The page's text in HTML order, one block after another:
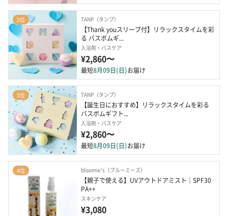
2位 TANP（タンプ）
【Thank youスリーブ付】リラックスタイムを彩
る バスボムギ...
入浴剤・バスケア
¥2,860〜
最短8月09日(日)お届け
3位 TANP（タンプ）
【誕生日におすすめ】リラックスタイムを彩る
バスボムギフト...
入浴剤・バスケア
¥2,860〜
最短8月09日(日)お届け
4位 bloomie's（ブルーミーズ）
【親子で使える】UVアウトドアミスト｜SPF30
PA++
スキンケア
¥3,080